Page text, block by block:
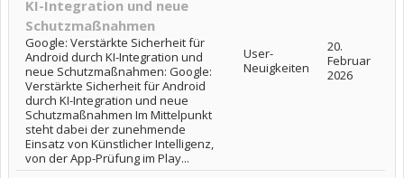
KI-Integration und neue
Schutzmaßnahmen
Google: Verstärkte Sicherheit für
Android durch KI-Integration und
neue Schutzmaßnahmen: Google:
Verstärkte Sicherheit für Android
durch KI-Integration und neue
Schutzmaßnahmen Im Mittelpunkt
steht dabei der zunehmende
Einsatz von Künstlicher Intelligenz,
von der App-Prüfung im Play...
User-
Neuigkeiten
20.
Februar
2026